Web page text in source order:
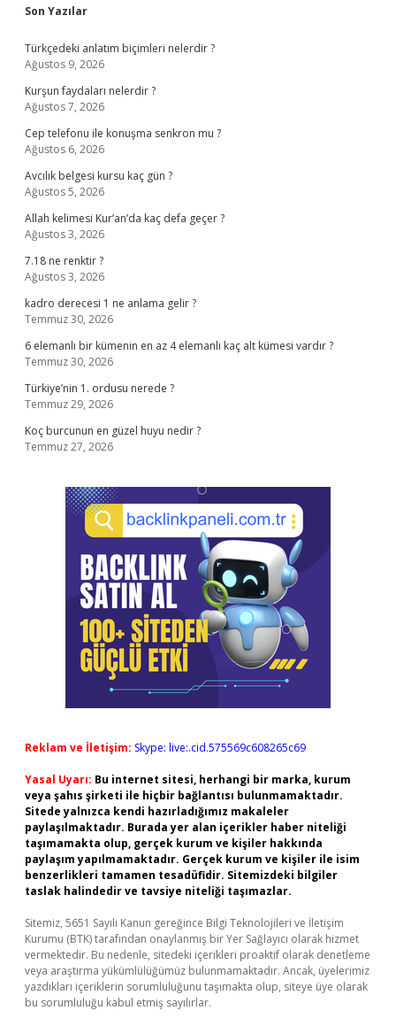
Sidebar
Son Yazılar
Türkçedeki anlatım biçimleri nelerdir ?
Ağustos 9, 2026
Kurşun faydaları nelerdir ?
Ağustos 7, 2026
Cep telefonu ile konuşma senkron mu ?
Ağustos 6, 2026
Avcılık belgesi kursu kaç gün ?
Ağustos 5, 2026
Allah kelimesi Kur’an’da kaç defa geçer ?
Ağustos 3, 2026
7.18 ne renktir ?
Ağustos 3, 2026
kadro derecesi 1 ne anlama gelir ?
Temmuz 30, 2026
6 elemanlı bir kümenin en az 4 elemanlı kaç alt kümesi vardır ?
Temmuz 30, 2026
Türkiye’nin 1. ordusu nerede ?
Temmuz 29, 2026
Koç burcunun en güzel huyu nedir ?
Temmuz 27, 2026
Reklam ve İletişim: Skype: live:.cid.575569c608265c69
Yasal Uyarı: Bu internet sitesi, herhangi bir marka, kurum
veya şahıs şirketi ile hiçbir bağlantısı bulunmamaktadır.
Sitede yalnızca kendi hazırladığımız makaleler
paylaşılmaktadır. Burada yer alan içerikler haber niteliği
taşımamakta olup, gerçek kurum ve kişiler hakkında
paylaşım yapılmamaktadır. Gerçek kurum ve kişiler ile isim
benzerlikleri tamamen tesadüfidir. Sitemizdeki bilgiler
taslak halindedir ve tavsiye niteliği taşımazlar.
Sitemiz, 5651 Sayılı Kanun gereğince Bilgi Teknolojileri ve İletişim
Kurumu (BTK) tarafından onaylanmış bir Yer Sağlayıcı olarak hizmet
vermektedir. Bu nedenle, sitedeki içerikleri proaktif olarak denetleme
veya araştırma yükümlülüğümüz bulunmamaktadır. Ancak, üyelerimiz
yazdıkları içeriklerin sorumluluğunu taşımakta olup, siteye üye olarak
bu sorumluluğu kabul etmiş sayılırlar.